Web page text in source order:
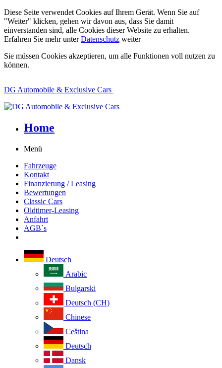
Diese Seite verwendet Cookies auf Ihrem Gerät. Wenn Sie auf
"Weiter" klicken, gehen wir davon aus, dass Sie damit
einverstanden sind, alle Cookies dieser Website zu erhalten.
Erfahren Sie mehr unterDatenschutz weiter
Sie müssen Cookies akzeptieren, um alle Funktionen voll nutzen zu
können.
DG Automobile & Exclusive Cars
Home
Menü
Fahrzeuge
Kontakt
Finanzierung / Leasing
Bewertungen
Classic Cars
Oldtimer-Leasing
Anfahrt
AGB`s
Deutsch
Arabic
Bulgarski
Deutsch (CH)
Chinese
Ceština
Deutsch
Dansk